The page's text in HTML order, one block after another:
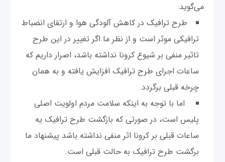
می‌گوید:
طرح ترافیک در کاهش آلودگی هوا و ارتقای انضباط
ترافیکی موثر است و از نظر ما اگر تغییر در این طرح
تاثیر منفی بر شیوع کرونا نداشته باشد، اصرار داریم که
ساعات اجرای طرح ترافیک افزایش یافته و به همان
چرخه قبلی برگردد.
اما با توجه به اینکه سلامت مردم اولویت اصلی
پلیس است، در صورتی که بازگشت طرح ترافیک یه
ساعات قبلی بر کرونا اثر منفی نداشته باشد پیشنهاد ما
برگشت طرح ترافیک به حالت قبلی است.